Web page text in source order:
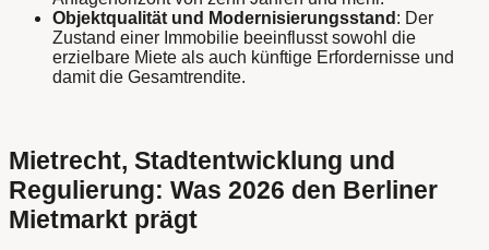
Objektqualität und Modernisierungsstand : Der
Zustand einer Immobilie beeinflusst sowohl die
erzielbare Miete als auch künftige Erfordernisse und
damit die Gesamtrendite.
Mietrecht, Stadtentwicklung und
Regulierung: Was 2026 den Berliner
Mietmarkt prägt